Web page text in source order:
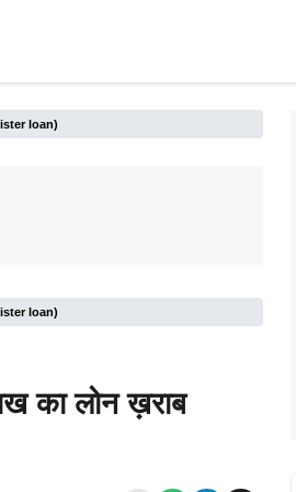
loan)
loan)
का लोन ख़राब